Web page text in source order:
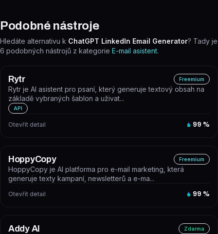
Podobné nástroje
Hledáte alternativu k ChatGPT LinkedIn Email Generator? Tady je
6 podobných nástrojů z kategorie E-mail asistent.
Rytr Freemium
Rytr je AI asistent pro psaní, který generuje textový obsah na
základě vybraných šablon a uživat...
API
Otevřít detail 99 %
HoppyCopy Freemium
HoppyCopy je AI platforma pro e-mail marketing, která
generuje texty kampaní, newsletterů a e-ma...
Otevřít detail 99 %
Addy AI Zdarma